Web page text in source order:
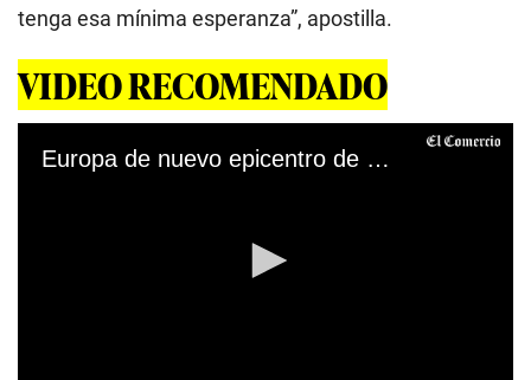
tenga esa mínima esperanza”, apostilla.
VIDEO RECOMENDADO
Europa de nuevo epicentro de la pandemia de coronavirus